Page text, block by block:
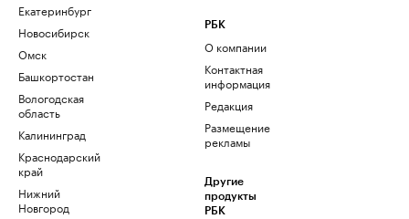
Екатеринбург
Новосибирск
Омск
Башкортостан
Вологодская
область
Калининград
Краснодарский
край
Нижний
Новгород
РБК
О компании
Контактная
информация
Редакция
Размещение
рекламы
Другие
продукты
РБК